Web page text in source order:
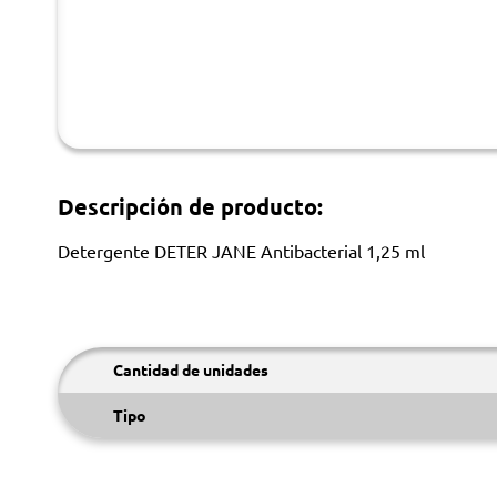
Descripción de producto:
Detergente DETER JANE Antibacterial 1,25 ml
Cantidad de unidades
Tipo